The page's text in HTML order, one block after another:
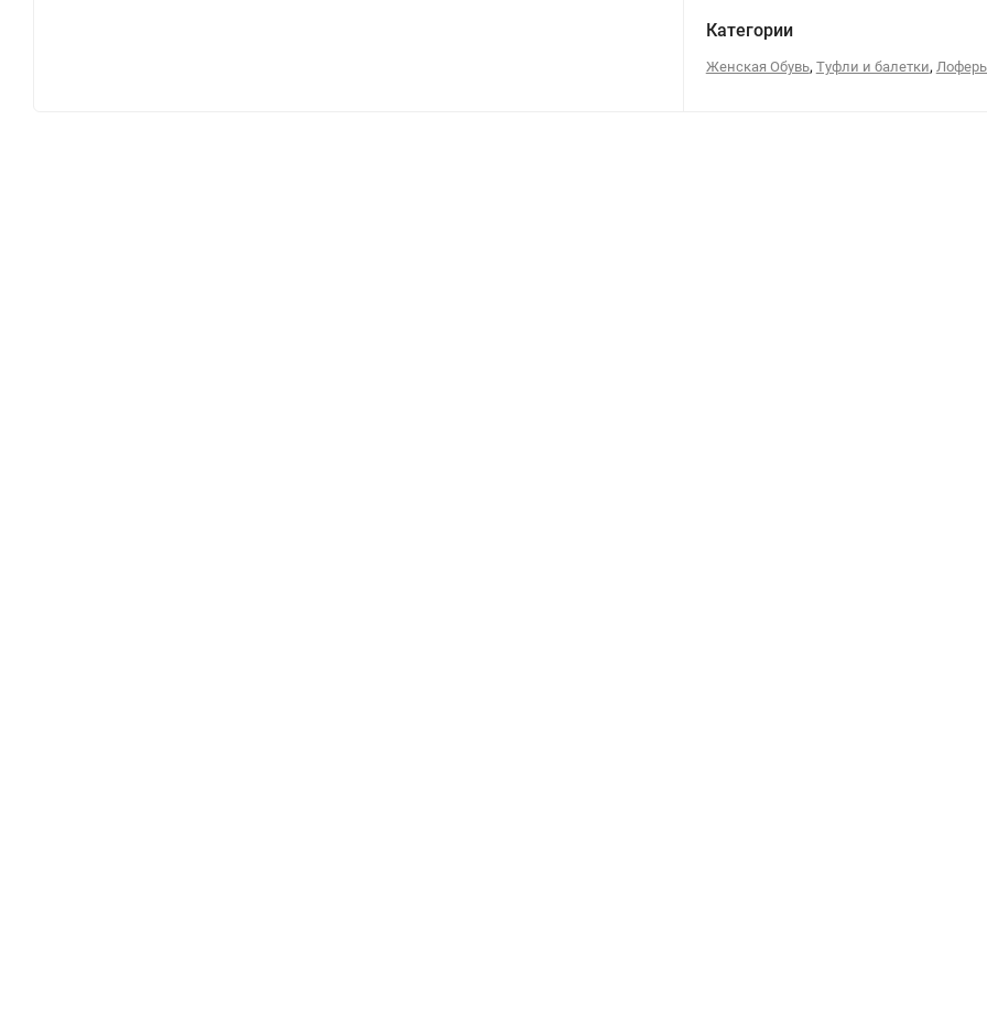
Категории
Женская Обувь, Туфли и балетки,